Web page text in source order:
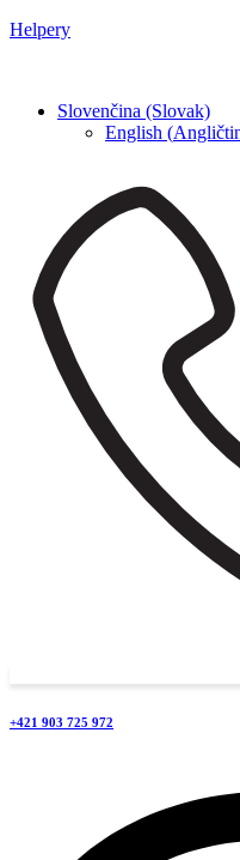
Helpery
Slovenčina (Slovak)
English (
+421 903 725 972